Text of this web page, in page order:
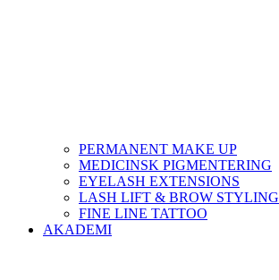
PERMANENT MAKE UP
MEDICINSK PIGMENTERING
EYELASH EXTENSIONS
LASH LIFT & BROW STYLING
FINE LINE TATTOO
AKADEMI